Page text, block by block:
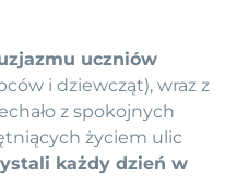
uczniów
i dziewcząt), wraz z
z spokojnych
życiem ulic
każdy dzień w